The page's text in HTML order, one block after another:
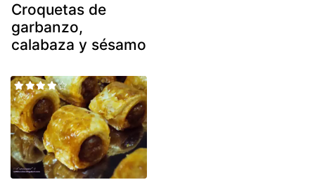
Croquetas de
garbanzo,
calabaza y sésamo